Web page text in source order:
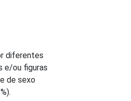
diferentes
e/ou figuras
de sexo